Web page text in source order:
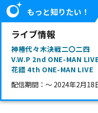
もっと知りたい！
ライブ情報
神椿代々木決戦二〇二四
V.W.P 2nd ONE-MAN
花譜 4th ONE-MAN LIVE
配信期間：～ 2024年2月18